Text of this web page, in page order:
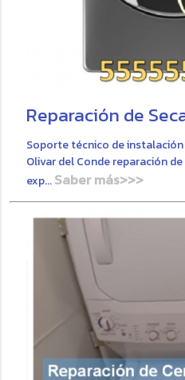
Reparación de
Soporte técnico de
Olivar del Conde reparación
exp...Saber más>>>